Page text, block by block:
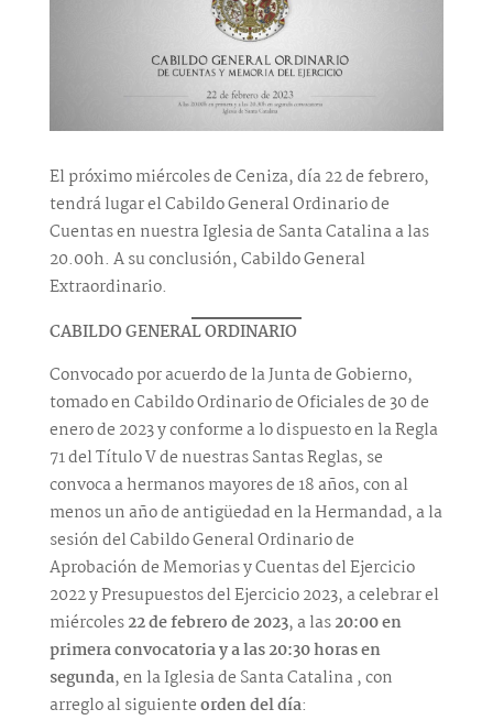
El próximo miércoles de Ceniza, día 22 de febrero,
tendrá lugar el Cabildo General Ordinario de
Cuentas en nuestra Iglesia de Santa Catalina a las
20.00h. A su conclusión, Cabildo General
Extraordinario.
CABILDO GENERAL ORDINARIO
Convocado por acuerdo de la Junta de Gobierno,
tomado en Cabildo Ordinario de Oficiales de 30 de
enero de 2023 y conforme a lo dispuesto en la Regla
71 del Título V de nuestras Santas Reglas, se
convoca a hermanos mayores de 18 años, con al
menos un año de antigüedad en la Hermandad, a la
sesión del Cabildo General Ordinario de
Aprobación de Memorias y Cuentas del Ejercicio
2022 y Presupuestos del Ejercicio 2023, a celebrar el
miércoles22 de febrero de 2023, a las20:00 en
primera convocatoria y a las 20:30 horas en
segunda, en la Iglesia de Santa Catalina , con
arreglo al siguienteorden del día: